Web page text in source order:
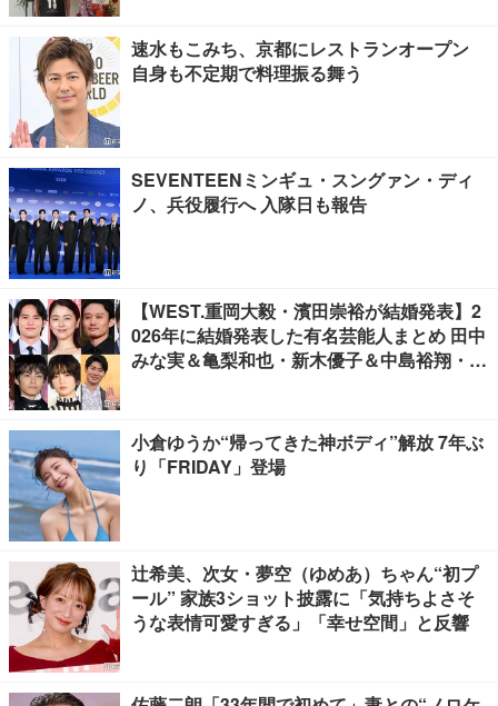
速水もこみち、京都にレストランオープン
自身も不定期で料理振る舞う
SEVENTEENミンギュ・スングァン・ディ
ノ、兵役履行へ 入隊日も報告
【WEST.重岡大毅・濱田崇裕が結婚発表】2
026年に結婚発表した有名芸能人まとめ 田中
みな実＆亀梨和也・新木優子＆中島裕翔・川
小倉ゆうか“帰ってきた神ボディ”解放 7年ぶ
り「FRIDAY」登場
辻希美、次女・夢空（ゆめあ）ちゃん“初プ
ール” 家族3ショット披露に「気持ちよさそ
うな表情可愛すぎる」「幸せ空間」と反響